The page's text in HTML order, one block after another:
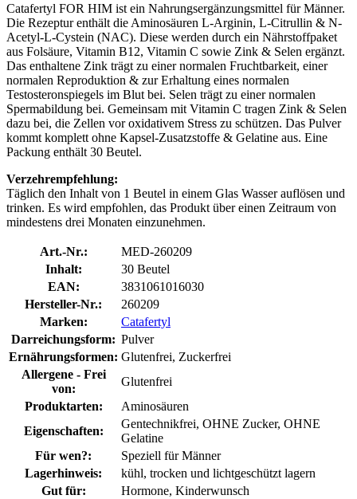
Catafertyl FOR HIM ist ein Nahrungsergänzungsmittel für Männer.
Die Rezeptur enthält die Aminosäuren L-Arginin, L-Citrullin & N-
Acetyl-L-Cystein (NAC). Diese werden durch ein Nährstoffpaket
aus Folsäure, Vitamin B12, Vitamin C sowie Zink & Selen ergänzt.
Das enthaltene Zink trägt zu einer normalen Fruchtbarkeit, einer
normalen Reproduktion & zur Erhaltung eines normalen
Testosteronspiegels im Blut bei. Selen trägt zu einer normalen
Spermabildung bei. Gemeinsam mit Vitamin C tragen Zink & Selen
dazu bei, die Zellen vor oxidativem Stress zu schützen. Das Pulver
kommt komplett ohne Kapsel-Zusatzstoffe & Gelatine aus. Eine
Packung enthält 30 Beutel.
Verzehrempfehlung:
Täglich den Inhalt von 1 Beutel in einem Glas Wasser auflösen und
trinken. Es wird empfohlen, das Produkt über einen Zeitraum von
mindestens drei Monaten einzunehmen.
Art.-Nr.:
MED-260209
Inhalt:
30 Beutel
EAN:
3831061016030
Hersteller-Nr.:
260209
Marken:
Catafertyl
Darreichungsform: Pulver
Ernährungsformen: Glutenfrei, Zuckerfrei
Allergene - Frei
von:
Glutenfrei
Produktarten:
Aminosäuren
Eigenschaften:
Gentechnikfrei, OHNE Zucker, OHNE
Gelatine
Für wen?:
Speziell für Männer
Lagerhinweis:
kühl, trocken und lichtgeschützt lagern
Gut für:
Hormone, Kinderwunsch